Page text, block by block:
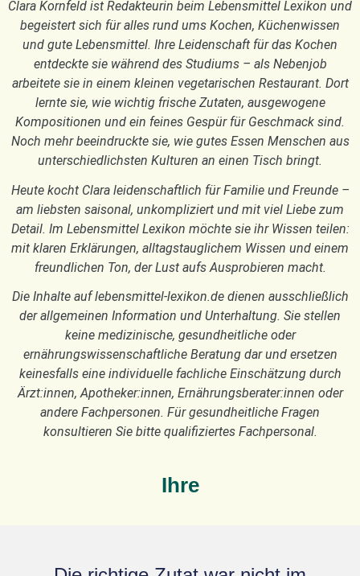
Clara Kornfeld ist Redakteurin beim Lebensmittel Lexikon und
begeistert sich für alles rund ums Kochen, Küchenwissen
und gute Lebensmittel. Ihre Leidenschaft für das Kochen
entdeckte sie während des Studiums – als Nebenjob
arbeitete sie in einem kleinen vegetarischen Restaurant. Dort
lernte sie, wie wichtig frische Zutaten, ausgewogene
Kompositionen und ein feines Gespür für Geschmack sind.
Noch mehr beeindruckte sie, wie gutes Essen Menschen aus
unterschiedlichsten Kulturen an einen Tisch bringt.
Heute kocht Clara leidenschaftlich für Familie und Freunde –
am liebsten saisonal, unkompliziert und mit viel Liebe zum
Detail. Im Lebensmittel Lexikon möchte sie ihr Wissen teilen:
mit klaren Erklärungen, alltagstauglichem Wissen und einem
freundlichen Ton, der Lust aufs Ausprobieren macht.
Die Inhalte auf lebensmittel-lexikon.de dienen ausschließlich
der allgemeinen Information und Unterhaltung. Sie stellen
keine medizinische, gesundheitliche oder
ernährungswissenschaftliche Beratung dar und ersetzen
keinesfalls eine individuelle fachliche Einschätzung durch
Ärzt:innen, Apotheker:innen, Ernährungsberater:innen oder
andere Fachpersonen. Für gesundheitliche Fragen
konsultieren Sie bitte qualifiziertes Fachpersonal.
Ihre